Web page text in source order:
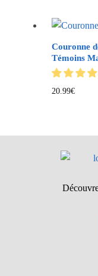
Couronne
Témoins
20.99€